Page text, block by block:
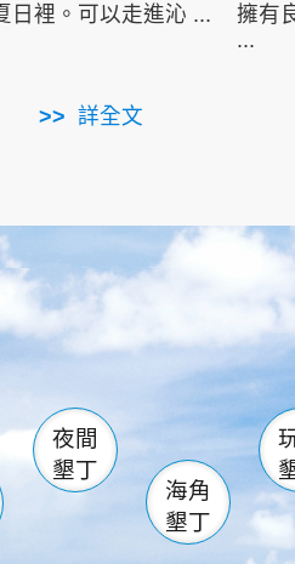
日裡。可以走進沁 ...
詳全文
擁有
...
南仁湖
滿州 佳樂水
森林遊樂區
墾管處遊客中心
社頂公園 風吹沙
船帆石 龍磐公
香蕉灣 龍坑
鵝鑾鼻
夜間
墾丁
海角
墾丁